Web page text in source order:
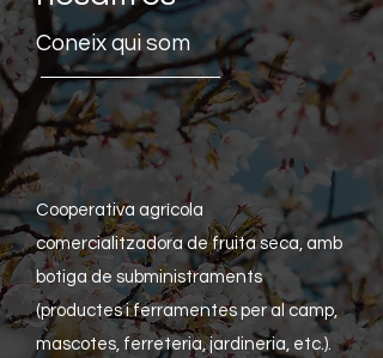
​Coneix qui som
Cooperativa agrícola
comercialitzadora de fruita seca, amb
botiga de subministraments
(productes i ferramentes per al camp,
mascotes, ferreteria, jardineria, etc.).